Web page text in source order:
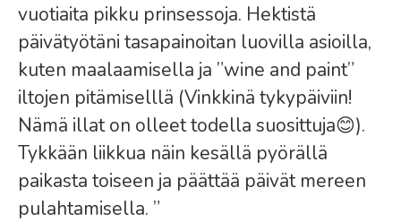
vuotiaita pikku prinsessoja. Hektistä
päivätyötäni tasapainoitan luovilla asioilla,
kuten maalaamisella ja ”wine and paint”
iltojen pitämiselllä (Vinkkinä tykypäiviin!
Nämä illat on olleet todella suosittuja😊).
Tykkään liikkua näin kesällä pyörällä
paikasta toiseen ja päättää päivät mereen
pulahtamisella. ”